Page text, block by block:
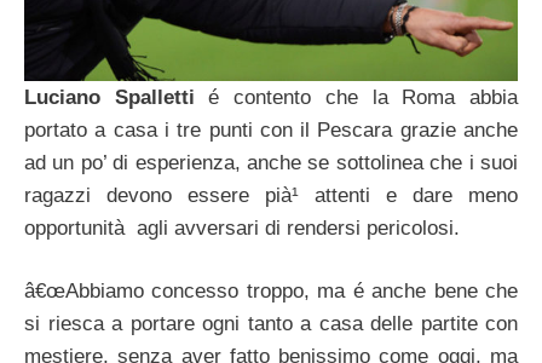
Luciano Spalletti é contento che la Roma abbia
portato a casa i tre punti con il Pescara grazie anche
ad un po’ di esperienza, anche se sottolinea che i suoi
ragazzi devono essere pià¹ attenti e dare meno
opportunità agli avversari di rendersi pericolosi.
â€œAbbiamo concesso troppo, ma é anche bene che
si riesca a portare ogni tanto a casa delle partite con
mestiere, senza aver fatto benissimo come oggi, ma